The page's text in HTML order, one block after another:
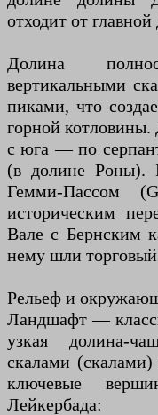
отходит от
Долина
вертикальными
пиками, что
горной
с юга — по
(в долине Роны).
Гемми-Пассом
историческим
Вале с Бернским
нему шли
Рельеф и
Ландшафт —
узкая долина-
скалами
ключевые
Лейкербада: